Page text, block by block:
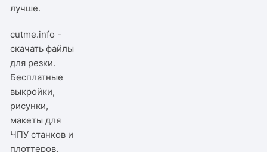
лучше.
cutme.info -
скачать файлы
для резки.
Бесплатные
выкройки,
рисунки,
макеты для
ЧПУ станков и
плоттеров.